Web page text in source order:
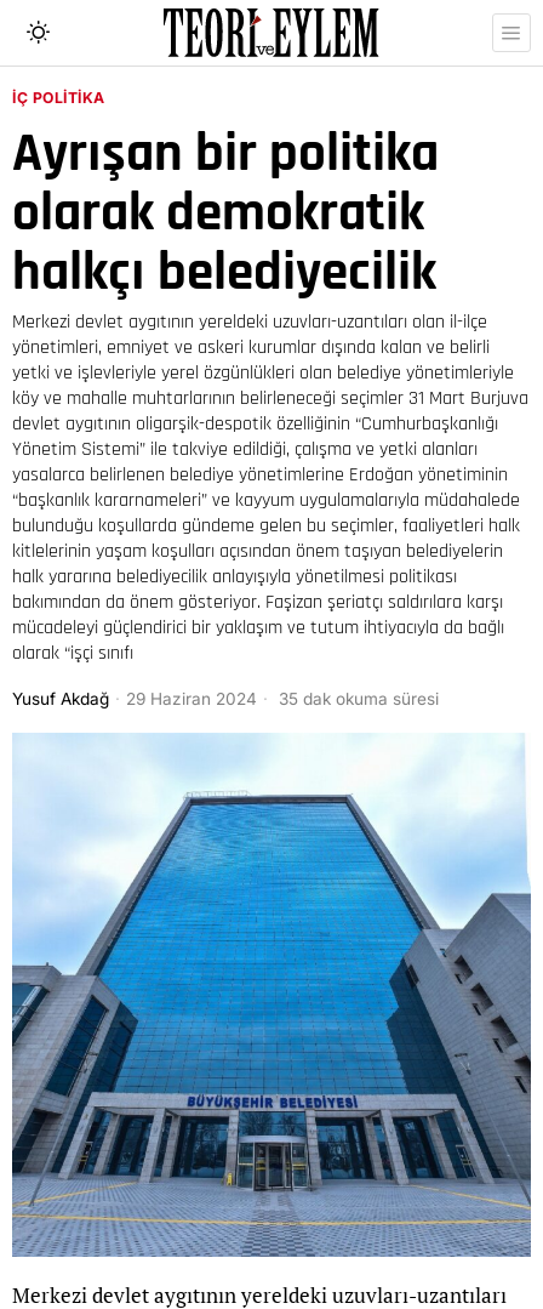
İÇ POLITIKA
Ayrışan bir politika
olarak demokratik
halkçı belediyecilik
Merkezi devlet aygıtının yereldeki uzuvları-uzantıları olan il-ilçe
yönetimleri, emniyet ve askeri kurumlar dışında kalan ve belirli
yetki ve işlevleriyle yerel özgünlükleri olan belediye yönetimleriyle
köy ve mahalle muhtarlarının belirleneceği seçimler 31 Mart Burjuva
devlet aygıtının oligarşik-despotik özelliğinin “Cumhurbaşkanlığı
Yönetim Sistemi” ile takviye edildiği, çalışma ve yetki alanları
yasalarca belirlenen belediye yönetimlerine Erdoğan yönetiminin
“başkanlık kararnameleri” ve kayyum uygulamalarıyla müdahalede
bulunduğu koşullarda gündeme gelen bu seçimler, faaliyetleri halk
kitlelerinin yaşam koşulları açısından önem taşıyan belediyelerin
halk yararına belediyecilik anlayışıyla yönetilmesi politikası
bakımından da önem gösteriyor. Faşizan şeriatçı saldırılara karşı
mücadeleyi güçlendirici bir yaklaşım ve tutum ihtiyacıyla da bağlı
olarak “işçi sınıfı
Yusuf Akdağ 29 Haziran 2024 35 dak okuma süresi
Merkezi devlet aygıtının yereldeki uzuvları-uzantıları